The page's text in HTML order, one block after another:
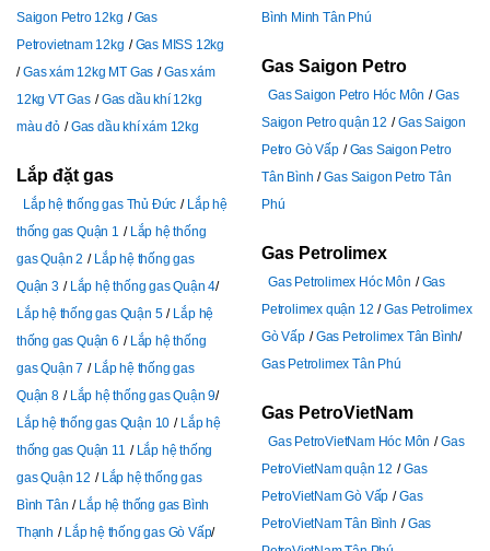
Saigon Petro 12kg
Gas
Petrovietnam 12kg
Gas MISS 12kg
Gas xám 12kg MT Gas
Gas xám
12kg VT Gas
Gas dầu khí 12kg
màu đỏ
Gas dầu khí xám 12kg
Lắp đặt gas
Lắp hệ thống gas Thủ Đức
Lắp hệ
thống gas Quận 1
Lắp hệ thống
gas Quận 2
Lắp hệ thống gas
Quận 3
Lắp hệ thống gas Quận 4
Lắp hệ thống gas Quận 5
Lắp hệ
thống gas Quận 6
Lắp hệ thống
gas Quận 7
Lắp hệ thống gas
Quận 8
Lắp hệ thống gas Quận 9
Lắp hệ thống gas Quận 10
Lắp hệ
thống gas Quận 11
Lắp hệ thống
gas Quận 12
Lắp hệ thống gas
Bình Tân
Lắp hệ thống gas Bình
Thạnh
Lắp hệ thống gas Gò Vấp
Bình Minh Tân Phú
Gas Saigon Petro
Gas Saigon Petro Hóc Môn
Gas
Saigon Petro quận 12
Gas Saigon
Petro Gò Vấp
Gas Saigon Petro
Tân Bình
Gas Saigon Petro Tân
Phú
Gas Petrolimex
Gas Petrolimex Hóc Môn
Gas
Petrolimex quận 12
Gas Petrolimex
Gò Vấp
Gas Petrolimex Tân Bình
Gas Petrolimex Tân Phú
Gas PetroVietNam
Gas PetroVietNam Hóc Môn
Gas
PetroVietNam quận 12
Gas
PetroVietNam Gò Vấp
Gas
PetroVietNam Tân Bình
Gas